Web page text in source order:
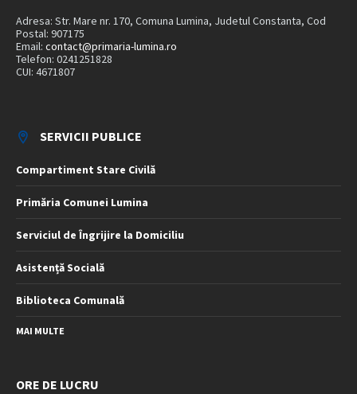
Adresa: Str. Mare nr. 170, Comuna Lumina, Judetul Constanta, Cod
Postal: 907175
Email: contact@primaria-lumina.ro
Telefon: 0241251828
CUI: 4671807
SERVICII PUBLICE
Compartiment Stare Civilă
Primăria Comunei Lumina
Serviciul de Îngrijire la Domiciliu
Asistență Socială
Biblioteca Comunală
MAI MULTE
ORE DE LUCRU